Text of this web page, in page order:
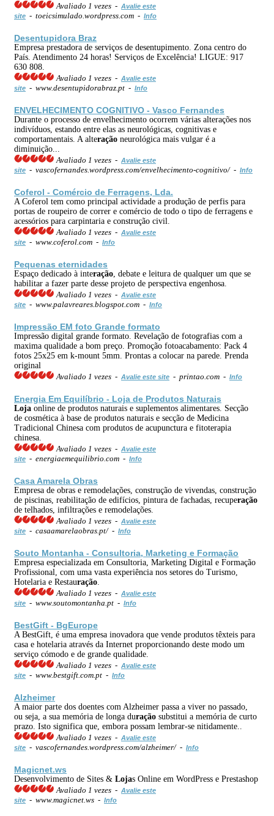
Avaliado 1 vezes - Avalie este
site - toeicsimulado.wordpress.com - Info
Desentupidora Braz
Empresa prestadora de serviços de desentupimento. Zona centro do
País. Atendimento 24 horas! Serviços de Excelência! LIGUE: 917
630 808.
Avaliado 1 vezes - Avalie este
site - www.desentupidorabraz.pt - Info
ENVELHECIMENTO COGNITIVO - Vasco Fernandes
Durante o processo de envelhecimento ocorrem várias alterações nos
indivíduos, estando entre elas as neurológicas, cognitivas e
comportamentais. A alteração neurológica mais vulgar é a
diminuição...
Avaliado 1 vezes - Avalie este
site - vascofernandes.wordpress.com/envelhecimento-cognitivo/ - Info
Coferol - Comércio de Ferragens, Lda.
A Coferol tem como principal actividade a produção de perfis para
portas de roupeiro de correr e comércio de todo o tipo de ferragens e
acessórios para carpintaria e construção civil.
Avaliado 1 vezes - Avalie este
site - www.coferol.com - Info
Pequenas eternidades
Espaço dedicado à interação , debate e leitura de qualquer um que se
habilitar a fazer parte desse projeto de perspectiva engenhosa.
Avaliado 1 vezes - Avalie este
site - www.palavreares.blogspot.com - Info
Impressão EM foto Grande formato
Impressão digital grande formato. Revelação de fotografias com a
maxima qualidade a bom preço. Promoção fotoacabamento: Pack 4
fotos 25x25 em k-mount 5mm. Prontas a colocar na parede. Prenda
original
Avaliado 1 vezes - Avalie este site - printao.com - Info
Energia Em Equilíbrio - Loja de Produtos Naturais
Loja online de produtos naturais e suplementos alimentares. Secção
de cosmética à base de produtos naturais e secção de Medicina
Tradicional Chinesa com produtos de acupunctura e fitoterapia
chinesa.
Avaliado 1 vezes - Avalie este
site - energiaemequilibrio.com - Info
Casa Amarela Obras
Empresa de obras e remodelações, construção de vivendas, construção
de piscinas, reabilitação de edifícios, pintura de fachadas, recuperação
de telhados, infiltrações e remodelações.
Avaliado 1 vezes - Avalie este
site - casaamarelaobras.pt/ - Info
Souto Montanha - Consultoria, Marketing e Formação
Empresa especializada em Consultoria, Marketing Digital e Formação
Profissional, com uma vasta experiência nos setores do Turismo,
Hotelaria e Restauração
Avaliado 1 vezes - Avalie este
site - www.soutomontanha.pt - Info
BestGift - BgEurope
A BestGift, é uma empresa inovadora que vende produtos têxteis para
casa e hotelaria através da Internet proporcionando deste modo um
serviço cómodo e de grande qualidade.
Avaliado 1 vezes - Avalie este
site - www.bestgift.com.pt - Info
Alzheimer
A maior parte dos doentes com Alzheimer passa a viver no passado,
ou seja, a sua memória de longa duração substitui a memória de curto
prazo. Isto significa que, embora possam lembrar-se nitidamente..
Avaliado 1 vezes - Avalie este
site - vascofernandes.wordpress.com/alzheimer/ - Info
Magicnet.ws
Desenvolvimento de Sites & Lojas Online em WordPress e Prestashop
Avaliado 1 vezes - Avalie este
site - www.magicnet.ws - Info